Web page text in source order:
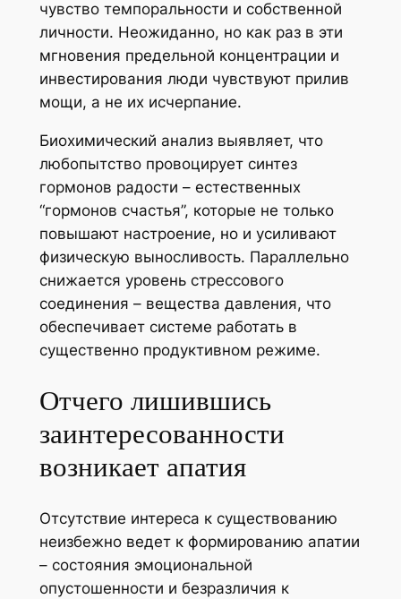
чувство темпоральности и собственной
личности. Неожиданно, но как раз в эти
мгновения предельной концентрации и
инвестирования люди чувствуют прилив
мощи, а не их исчерпание.
Биохимический анализ выявляет, что
любопытство провоцирует синтез
гормонов радости – естественных
“гормонов счастья”, которые не только
повышают настроение, но и усиливают
физическую выносливость. Параллельно
снижается уровень стрессового
соединения – вещества давления, что
обеспечивает системе работать в
существенно продуктивном режиме.
Отчего лишившись
заинтересованности
возникает апатия
Отсутствие интереса к существованию
неизбежно ведет к формированию апатии
– состояния эмоциональной
опустошенности и безразличия к